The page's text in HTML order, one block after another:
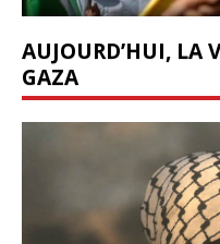
AUJOURD’HUI, LA
GAZA